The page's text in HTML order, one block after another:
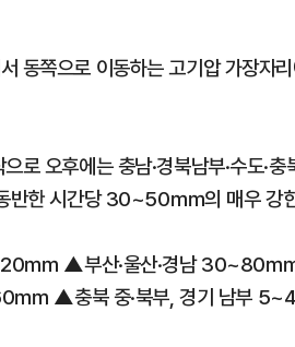
동쪽으로 이동하는 고기압 가장자
로 오후에는 충남·경북남부·수도·
동반한 시간당 30~50㎜의 매우 강
㎜ ▲부산·울산·경남 30~80
㎜ ▲충북 중·북부, 경기 남부